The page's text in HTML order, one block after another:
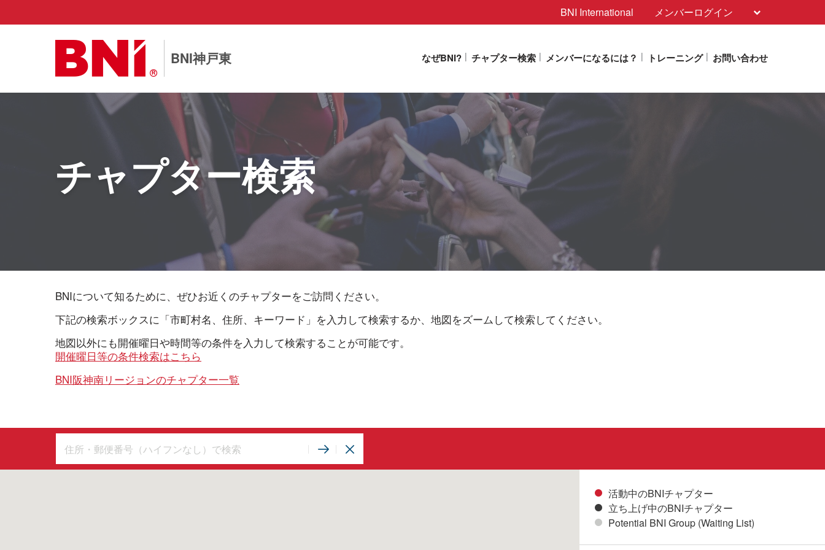
BNI International メンバーログイン
BNI神戸東 なぜBNI? チャプター検索 メンバーになるには？ トレーニング お問い合わせ
チャプター検索
BNIについて知るために、ぜひお近くのチャプターをご訪問ください。
下記の検索ボックスに「市町村名、住所、キーワード」を入力して検索するか、地図をズームして検索してください。
地図以外にも開催曜日や時間等の条件を入力して検索することが可能です。
開催曜日等の条件検索はこちら
BNI阪神南リージョンのチャプター一覧
活動中のBNIチャプター
立ち上げ中のBNIチャプター
Potential BNI Group (Waiting List)